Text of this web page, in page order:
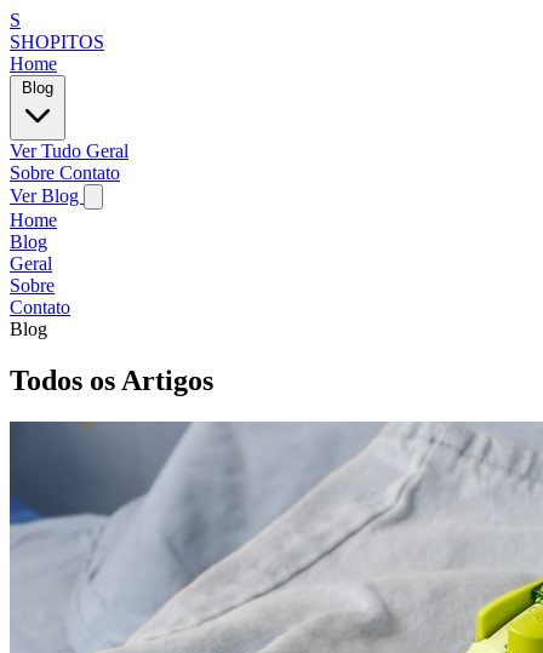
S
SHOPITOS
Home
Ver Tudo Geral
Sobre Contato
Ver Blog
Home
Blog
Geral
Sobre
Contato
Blog
Todos os Artigos